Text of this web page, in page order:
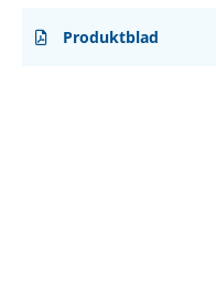
Produktblad